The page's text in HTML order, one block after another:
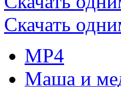
Скачать
МР4
Маша и